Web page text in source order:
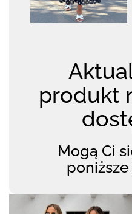
produkt
Mogą Ci